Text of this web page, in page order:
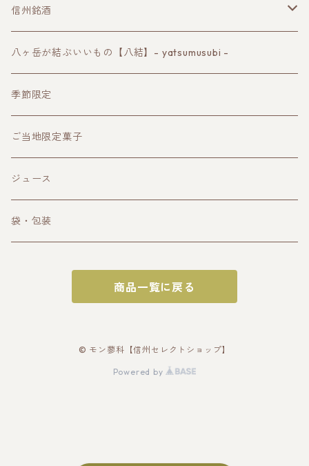
信州銘酒
諏訪の地酒
長野ワイン
クラフトビール
その他お酒
八ヶ岳が結ぶいいもの【八結】- yatsumusubi -
季節限定
ご当地限定菓子
ジュース
袋・包装
商品一覧に戻る
© モン蓼科【信州セレクトショップ】
Powered by